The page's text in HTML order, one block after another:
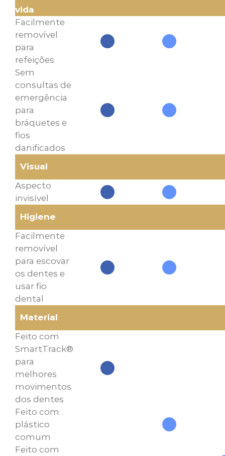
vida
Facilmente
removível
para
refeições
Sem
consultas de
emergência
para
bráquetes e
fios
danificados
Visual
Aspecto
invisível
Higiene
Facilmente
removível
para escovar
os dentes e
usar fio
dental
Material
Feito com
SmartTrack®
para
melhores
movimentos
dos dentes
Feito com
plástico
comum
Feito com